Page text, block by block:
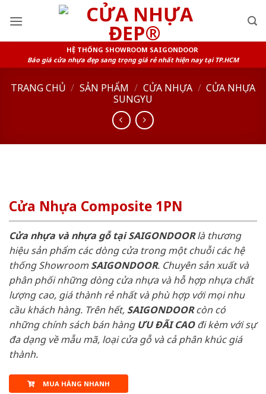
HỆ THỐNG SHOWROOM SAIGONDOOR
Báo giá cửa nhựa đẹp sang trọng giá rẻ nhất hiện nay tại TP.HCM
TRANG CHỦ / SẢN PHẨM / CỬA NHỰA / CỬA NHỰA
SUNGYU
Cửa Nhựa Composite 1PN
Cửa nhựa và nhựa gỗ tại SAIGONDOORlà thương
hiệu sản phẩm các dòng cửa trong một chuỗi các hệ
thống ShowroomSAIGONDOOR. Chuyên sản xuất và
phân phối những dòng cửa nhựa và hỗ hợp nhựa chất
lượng cao, giá thành rẻ nhất và phù hợp với mọi nhu
cầu khách hàng. Trên hết, SAIGONDOORcòn có
những chính sách bán hàng ƯU ĐÃI CAOđi kèm với sự
đa dạng về mẫu mã, loại cửa gỗ và cả phân khúc giá
thành.
MUA HÀNG NHANH